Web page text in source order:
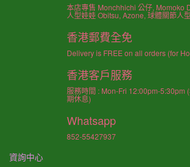
本店專售 Monchhichi 公仔, Momoko
人型娃娃 Obitsu, Azone, 球體關節人
香港郵費全免
Delivery is FREE on all orders (for
香港客戶服務
服務時間 : Mon-Fri 12:00pm-5:30pm
期休息)
Whatsapp
852-55427937
資詢中心